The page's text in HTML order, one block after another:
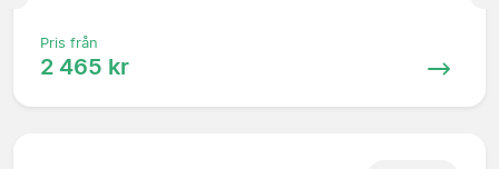
Pris från
2 465 kr